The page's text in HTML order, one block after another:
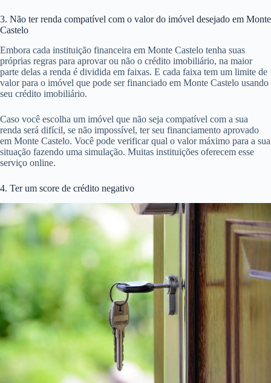
3. Não ter renda compatível com o valor do imóvel desejado em Monte
Castelo
Embora cada instituição financeira em Monte Castelo tenha suas
próprias regras para aprovar ou não o crédito imobiliário, na maior
parte delas a renda é dividida em faixas. E cada faixa tem um limite de
valor para o imóvel que pode ser financiado em Monte Castelo usando
seu crédito imobiliário.
Caso você escolha um imóvel que não seja compatível com a sua
renda será difícil, se não impossível, ter seu financiamento aprovado
em Monte Castelo. Você pode verificar qual o valor máximo para a sua
situação fazendo uma simulação. Muitas instituições oferecem esse
serviço online.
4. Ter um score de crédito negativo